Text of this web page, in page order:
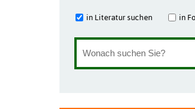
in Literatur suchen in